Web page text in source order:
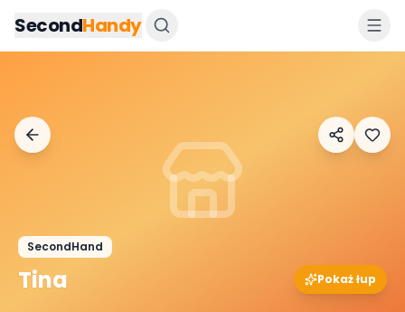
SecondHandy
SecondHand
Tina Pokaż łup